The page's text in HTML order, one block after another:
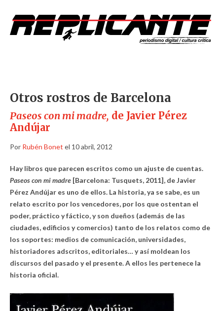
Otros rostros de Barcelona
Paseos con mi madre, de Javier Pérez
Andújar
Por Rubén Bonet el 10 abril, 2012
Hay libros que parecen escritos como un ajuste de cuentas.
Paseos con mi madre [Barcelona: Tusquets, 2011], de Javier
Pérez Andújar es uno de ellos. La historia, ya se sabe, es un
relato escrito por los vencedores, por los que ostentan el
poder, práctico y fáctico, y son dueños (además de las
ciudades, edificios y comercios) tanto de los relatos como de
los soportes: medios de comunicación, universidades,
historiadores adscritos, editoriales… y así moldean los
discursos del pasado y el presente. A ellos les pertenece la
historia oficial.